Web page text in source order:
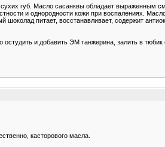
губ. Масло сасанквы обладает выраженным
и однородности кожи при воспалениях.
питает, восстанавливает, содержит
и добавить ЭМ танжерина, залить в тюбик
касторового масла.